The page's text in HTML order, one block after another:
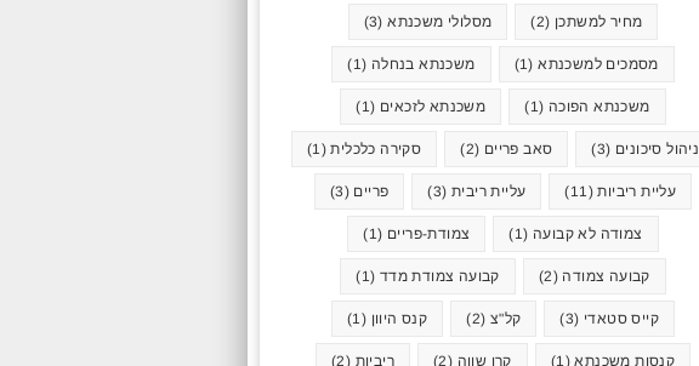
מחיר למשתכן (2) מסלולי משכנתא(3)
מסמכים למשכנתא(1) משכנתא בנחלה (1)
משכנתא הפוכה (1) משכנתא לזכאים (1)
ניהול סיכונים (3) סאב פריים (2) סקירה כלכלית(1)
עליית ריביות(11) עליית ריבית(3) פריים (3)
צמודה לא קבועה (1) צמודת-פריים (1)
קבועה צמודה (2) קבועה צמודת מדד (1)
קייס סטאדי (3) קל"צ (2) קנס היוון (1)
קנסות משכנתא(1) קרן שווה (2) ריביות (2)